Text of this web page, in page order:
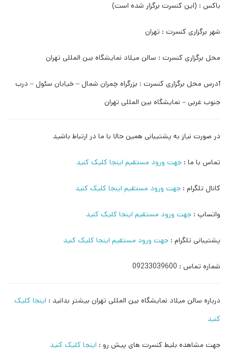
باکس : (این کنسرت برگزار شده است)
شهر برگزاری کنسرت : تهران
محل برگزاری کنسرت : سالن میلاد نمایشگاه بین المللی تهران
آدرس محل برگزاری کنسرت : بزرگراه چمران شمال – خیابان سئول – درب
جنوب غربی – نمایشگاه بین المللی تهران
در صورت نیاز به پشتیبانی همین حالا با ما در ارتباط باشید
تماس با ما : جهت ورود مستقیم اینجا کلیک کنید
کانال تلگرام : جهت ورود مستقیم اینجا کلیک کنید
واتساپ : جهت ورود مستقیم اینجا کلیک کنید
پشتیبانی تلگرام : جهت ورود مستقیم اینجا کلیک کنید
شماره تماس : 09233039600
درباره سالن میلاد نمایشگاه بین المللی تهران بیشتر بدانید : اینجا کلیک
کنید
جهت مشاهده بلیط کنسرت های پیش رو : اینجا کلیک کنید